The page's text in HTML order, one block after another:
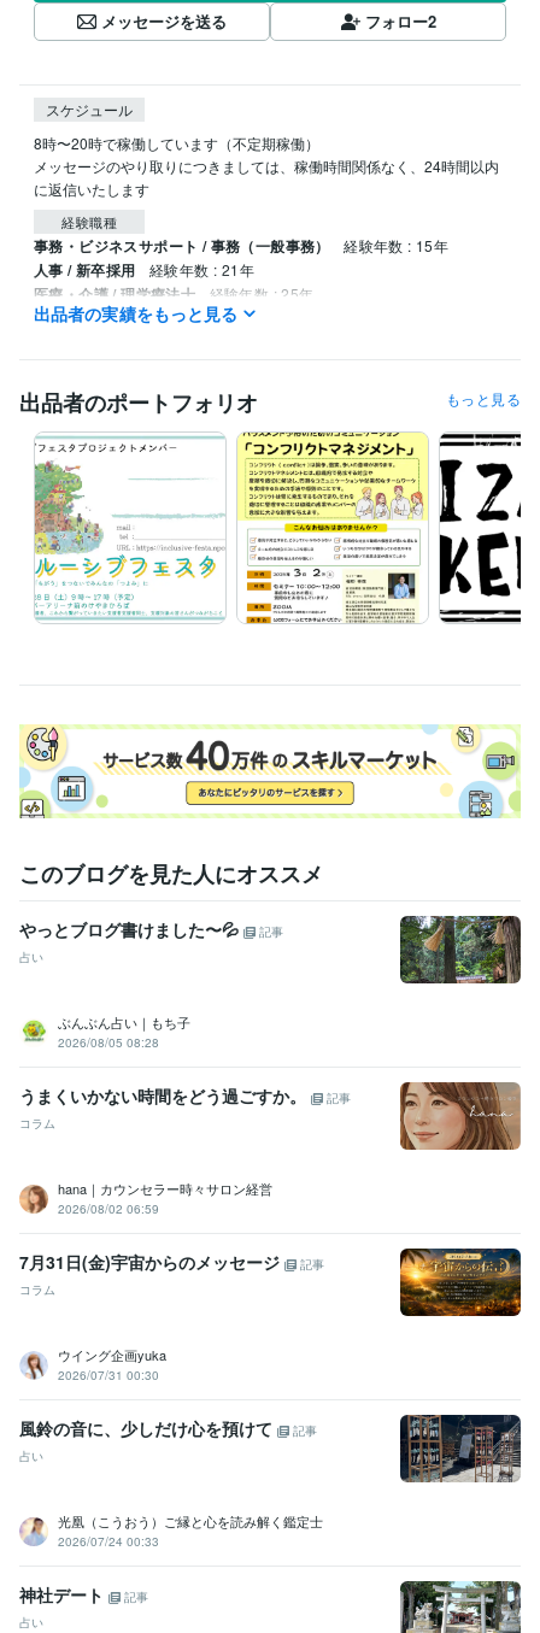
メッセージを送る
フォロー2
スケジュール
8時〜20時で稼働しています（不定期稼働）
メッセージのやり取りにつきましては、稼働時間関係なく、24時間以内
に返信いたします
経験職種
事務・ビジネスサポート / 事務（一般事務） 経験年数 : 15年
人事 / 新卒採用 経験年数 : 21年
医療・介護 / 理学療法士 経験年数 : 25年
恩師財団済生会 済生会習志野病院 2005年3月 ~ 2022年2月
ビジネス・クリエイティブツール
WordPress:1年Excel:20年Google スプレッドシート:5年
PowerPoint:20年Word:20年
得意分野
Web制作・HP作成・EC構築 HPやLP、ロゴ作成やポスターも作成可
出品者の実績をもっと見る
出品者のポートフォリオ もっと見る
このブログを見た人にオススメ
やっとブログ書けました〜💦
記事
占い
ぶんぶん占い｜もち子
2026/08/05 08:28
うまくいかない時間をどう過ごすか。
記事
コラム
hana｜カウンセラー時々サロン経営
2026/08/02 06:59
7月31日(金)宇宙からのメッセージ
記事
コラム
ウイング企画yuka
2026/07/31 00:30
風鈴の音に、少しだけ心を預けて
記事
占い
光凰（こうおう）ご縁と心を読み解く鑑定士
2026/07/24 00:33
神社デート
記事
占い